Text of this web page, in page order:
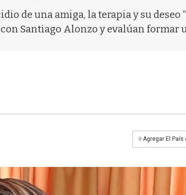
de una amiga, la terapia y su deseo
Santiago Alonzo y evalúan formar
+Agregar El País